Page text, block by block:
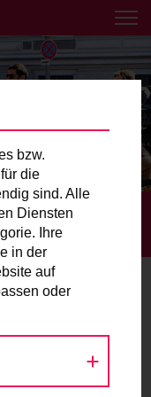
Nähe aus!
und
finden Sie die
Schreiben Sie
BEIM
bzw.
die
sind. Alle
Diensten
Ihre
in der
auf
oder